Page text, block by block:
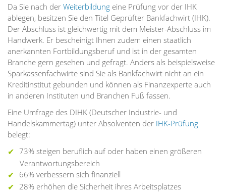
Da Sie nach der Weiterbildung eine Prüfung vor der IHK
ablegen, besitzen Sie den Titel Geprüfter Bankfachwirt (IHK).
Der Abschluss ist gleichwertig mit dem Meister-Abschluss im
Handwerk. Er bescheinigt Ihnen zudem einen staatlich
anerkannten Fortbildungsberuf und ist in der gesamten
Branche gern gesehen und gefragt. Anders als beispielsweise
Sparkassenfachwirte sind Sie als Bankfachwirt nicht an ein
Kreditinstitut gebunden und können als Finanzexperte auch
in anderen Instituten und Branchen Fuß fassen.
Eine Umfrage des DIHK (Deutscher Industrie- und
Handelskammertag) unter Absolventen der IHK-Prüfung
belegt:
73% steigen beruflich auf oder haben einen größeren
Verantwortungsbereich
66% verbessern sich finanziell
28% erhöhen die Sicherheit ihres Arbeitsplatzes